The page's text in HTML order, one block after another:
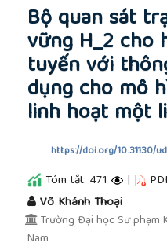
Bộ quan sát
vững H_2 cho
tuyến với
dụng cho mô
linh hoạt một
https://doi.org/10.31130/
Tóm tắt: 471 |
Võ Khánh Thoại
Trường Đại học Sư
Nam